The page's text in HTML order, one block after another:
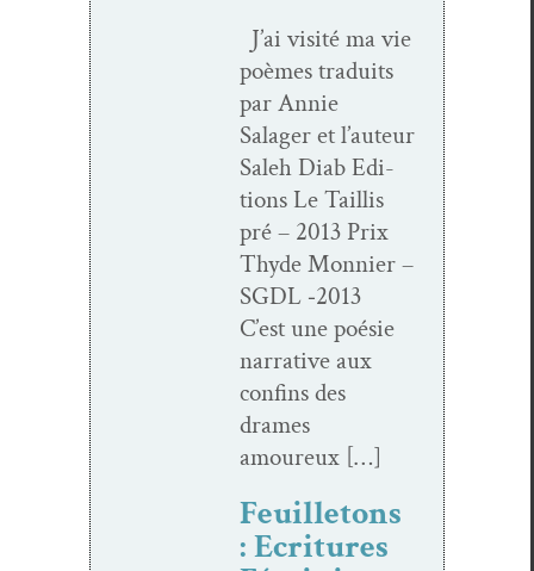
J’ai vis­ité ma vie
poèmes traduits
par Annie
Salager et l’au­teur
Saleh Diab Edi­
tions Le Tail­lis
pré – 2013 Prix
Thyde Mon­nier –
SGDL ‑2013
C’est une poésie
nar­ra­tive aux
con­fins des
drames
amoureux […]
Feuilletons
: Ecritures